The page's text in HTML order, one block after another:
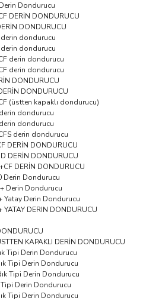
Dondurucu
DERİN DONDURUCU
DONDURUCU
dondurucu
dondurucu
derin dondurucu
derin dondurucu
DONDURUCU
DONDURUCU
(üstten kapaklı dondurucu)
dondurucu
dondurucu
derin dondurucu
DERİN DONDURUCU
DERİN DONDURUCU
DERİN DONDURUCU
Derin Dondurucu
Derin Dondurucu
Derin Dondurucu
DERIN DONDURUCU
KAPAKLI DERİN DONDURUCU
Tipi Derin Dondurucu
Tipi Derin Dondurucu
Tipi Derin Dondurucu
Derin Dondurucu
Tipi Derin Dondurucu